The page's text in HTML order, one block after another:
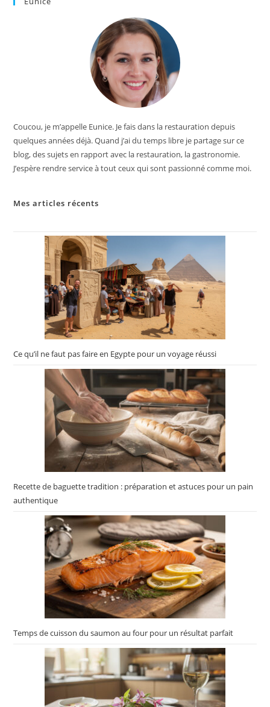
Coucou, je m’appelle Eunice. Je fais dans la restauration depuis
quelques années déjà. Quand j’ai du temps libre je partage sur ce
blog, des sujets en rapport avec la restauration, la gastronomie.
J’espère rendre service à tout ceux qui sont passionné comme moi.
Mes articles récents
Ce qu’il ne faut pas faire en Egypte pour un voyage réussi
Recette de baguette tradition : préparation et astuces pour un pain
authentique
Temps de cuisson du saumon au four pour un résultat parfait